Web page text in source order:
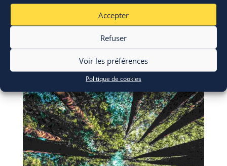
Accepter
Refuser
Voir les préférences
Politique de cookies